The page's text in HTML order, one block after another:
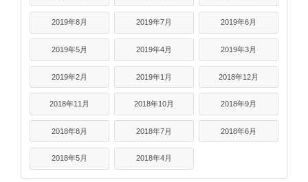
2019年8月 2019年7月 2019年6月
2019年5月 2019年4月 2019年3月
2019年2月 2019年1月 2018年12月
2018年11月 2018年10月 2018年9月
2018年8月 2018年7月 2018年6月
2018年5月 2018年4月